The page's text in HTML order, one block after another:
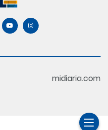
midiaria.com